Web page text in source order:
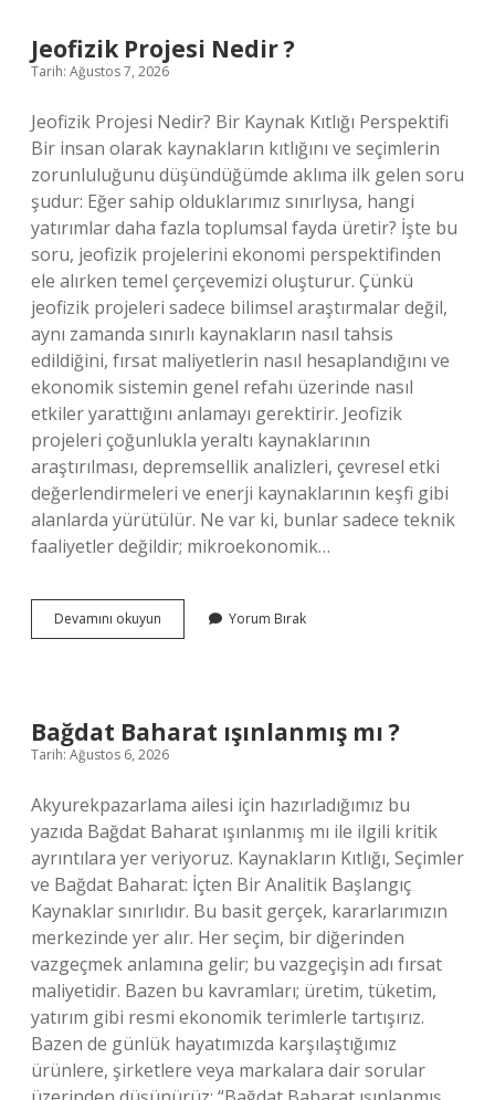
Jeofizik Projesi Nedir ?
Tarih: Ağustos 7, 2026
Jeofizik Projesi Nedir? Bir Kaynak Kıtlığı Perspektifi
Bir insan olarak kaynakların kıtlığını ve seçimlerin
zorunluluğunu düşündüğümde aklıma ilk gelen soru
şudur: Eğer sahip olduklarımız sınırlıysa, hangi
yatırımlar daha fazla toplumsal fayda üretir? İşte bu
soru, jeofizik projelerini ekonomi perspektifinden
ele alırken temel çerçevemizi oluşturur. Çünkü
jeofizik projeleri sadece bilimsel araştırmalar değil,
aynı zamanda sınırlı kaynakların nasıl tahsis
edildiğini, fırsat maliyetlerin nasıl hesaplandığını ve
ekonomik sistemin genel refahı üzerinde nasıl
etkiler yarattığını anlamayı gerektirir. Jeofizik
projeleri çoğunlukla yeraltı kaynaklarının
araştırılması, depremsellik analizleri, çevresel etki
değerlendirmeleri ve enerji kaynaklarının keşfi gibi
alanlarda yürütülür. Ne var ki, bunlar sadece teknik
faaliyetler değildir; mikroekonomik…
Devamını okuyun
Projesi
Yorum Bırak
Bağdat Baharat ışınlanmış mı ?
Tarih: Ağustos 6, 2026
Akyurekpazarlama ailesi için hazırladığımız bu
yazıda Bağdat Baharat ışınlanmış mı ile ilgili kritik
ayrıntılara yer veriyoruz. Kaynakların Kıtlığı, Seçimler
ve Bağdat Baharat: İçten Bir Analitik Başlangıç
Kaynaklar sınırlıdır. Bu basit gerçek, kararlarımızın
merkezinde yer alır. Her seçim, bir diğerinden
vazgeçmek anlamına gelir; bu vazgeçişin adı fırsat
maliyetidir. Bazen bu kavramları; üretim, tüketim,
yatırım gibi resmi ekonomik terimlerle tartışırız.
Bazen de günlük hayatımızda karşılaştığımız
ürünlere, şirketlere veya markalara dair sorular